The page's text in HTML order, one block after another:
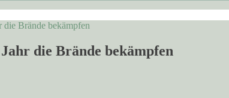
die Brände bekämpfen
die Brände bekämpfen